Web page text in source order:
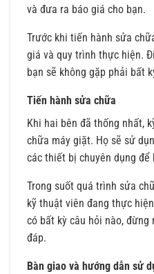
và đưa ra báo giá cho bạn.
Trước khi tiến hành sửa
giá và quy trình thực hiện.
bạn sẽ không gặp phải bất
Tiến hành sửa chữa
Khi hai bên đã thống nhất,
chữa máy giặt. Họ sẽ sử
các thiết bị chuyên dụng để
Trong suốt quá trình sửa
kỹ thuật viên đang thực
có bất kỳ câu hỏi nào,
đáp.
Bàn giao và hướng dẫn sử